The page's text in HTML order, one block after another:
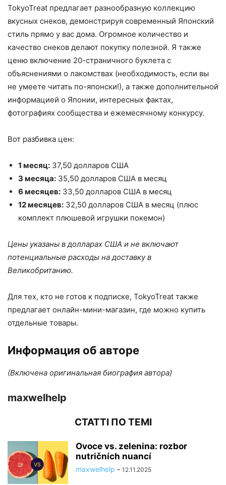
TokyoTreat предлагает разнообразную коллекцию
вкусных снеков, демонстрируя современный Японский
стиль прямо у вас дома. Огромное количество и
качество снеков делают покупку полезной. Я также
ценю включение 20-страничного буклета с
объяснениями о лакомствах (необходимость, если вы
не умеете читать по-японски!), а также дополнительной
информацией о Японии, интересных фактах,
фотографиях сообщества и ежемесячному конкурсу.
Вот разбивка цен:
1 месяц: 37,50 долларов США
3 месяца: 35,50 долларов США в месяц
6 месяцев: 33,50 долларов США в месяц
12 месяцев: 32,50 долларов США в месяц (плюс
комплект плюшевой игрушки покемон)
Цены указаны в долларах США и не включают
потенциальные расходы на доставку в
Великобританию.
Для тех, кто не готов к подписке, TokyoTreat также
предлагает онлайн-мини-магазин, где можно купить
отдельные товары.
Информация об авторе
(Включена оригинальная биография автора)
maxwelhelp
СТАТТІ ПО ТЕМІ
Ovoce vs. zelenina: rozbor
nutričních nuancí
maxwelhelp - 12.11.2025